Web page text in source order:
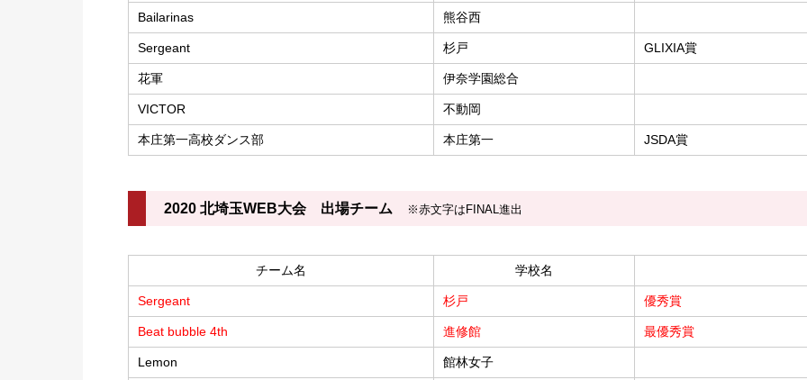
Bailarinas 熊谷西
Sergeant 杉戸 GLIXIA賞
花軍 伊奈学園総合
VICTOR 不動岡
本庄第一高校ダンス部 本庄第一 JSDA賞
2020 北埼玉WEB大会 出場チーム ※赤文字はFINAL進出
チーム名 学校名
Sergeant 杉戸 優秀賞
Beat bubble 4th 進修館 最優秀賞
Lemon 館林女子